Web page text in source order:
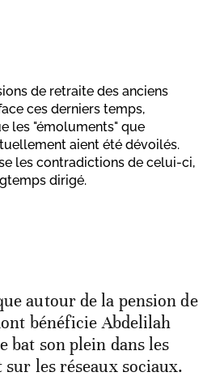
de retraite des anciens
ces derniers temps,
les "émoluments" que
aient été dévoilés.
les contradictions de celui-ci,
dirigé.
autour de la pension de
bénéficie Abdelilah
bat son plein dans les
sur les réseaux sociaux.